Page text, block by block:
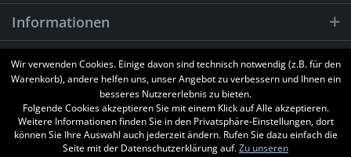
Informationen
Newsletter
Wir verwenden Cookies. Einige davon sind technisch notwendig (z.B. für den
Warenkorb), andere helfen uns, unser Angebot zu verbessern und Ihnen ein
besseres Nutzererlebnis zu bieten.
Folgende Cookies akzeptieren Sie mit einem Klick auf Alle akzeptieren.
Weitere Informationen finden Sie in den Privatsphäre-Einstellungen, dort
können Sie Ihre Auswahl auch jederzeit ändern. Rufen Sie dazu einfach die
Seite mit der Datenschutzerklärung auf.Zu unseren